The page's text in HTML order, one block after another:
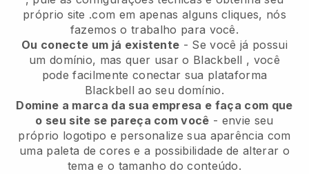
próprio site .com em apenas alguns cliques, nós
fazemos o trabalho para você.
Ou conecte um já existente - Se você já possui
um domínio, mas quer usar o Blackbell , você
pode facilmente conectar sua plataforma
Blackbell ao seu domínio.
Domine a marca da sua empresa e faça com que
o seu site se pareça com você - envie seu
próprio logotipo e personalize sua aparência com
uma paleta de cores e a possibilidade de alterar o
tema e o tamanho do conteúdo.